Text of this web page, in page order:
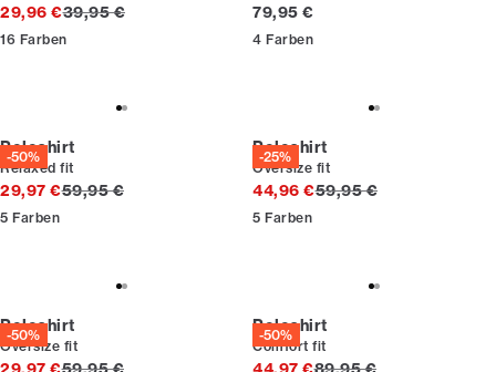
29,96 €Ursprünglicher Preis
39,95 €
16 Farben
Preis
79,95 €
4 Farben
-50%
Poloshirt
Relaxed fit
29,97 €Ursprünglicher Preis
59,95 €
5 Farben
-25%
Poloshirt
Oversize fit
44,96 €Ursprünglicher Preis
59,95 €
5 Farben
-50%
Poloshirt
Oversize fit
Ursprünglicher Preis
-50%
Poloshirt
Comfort fit
Ursprünglicher Preis